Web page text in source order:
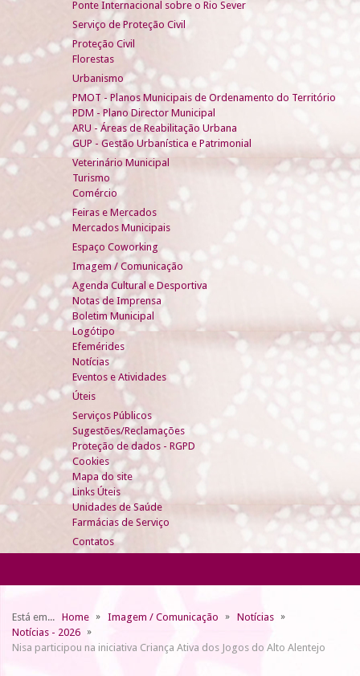
Ponte Internacional sobre o Rio Sever
Serviço de Proteção Civil
Proteção Civil
Florestas
Urbanismo
PMOT - Planos Municipais de Ordenamento do Território
PDM - Plano Director Municipal
ARU - Áreas de Reabilitação Urbana
GUP - Gestão Urbanística e Patrimonial
Veterinário Municipal
Turismo
Comércio
Feiras e Mercados
Mercados Municipais
Espaço Coworking
Imagem / Comunicação
Agenda Cultural e Desportiva
Notas de Imprensa
Boletim Municipal
Logótipo
Efemérides
Notícias
Eventos e Atividades
Úteis
Serviços Públicos
Sugestões/Reclamações
Proteção de dados - RGPD
Cookies
Mapa do site
Links Úteis
Unidades de Saúde
Farmácias de Serviço
Contatos
Está em... Home Imagem / Comunicação
Notícias
Notícias - 2026
Nisa participou na iniciativa Criança Ativa dos Jogos do Alto Alentejo